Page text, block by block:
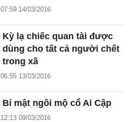
07:59 14/03/2016
Kỳ lạ chiếc quan tài được
dùng cho tất cả người chết
trong xã
06:55 13/03/2016
Bí mật ngôi mộ cổ Ai Cập
12:13 09/03/2016